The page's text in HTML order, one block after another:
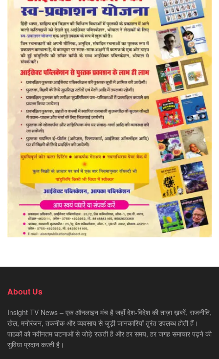
About Us
Insight TV News – एक ऑनलाइन मंच है जहाँ देश-विदेश की ताज़ा ख़बरें, राजनीति,
खेल, मनोरंजन, तकनीक और व्यवसाय से जुड़ी जानकारियाँ तुरंत उपलब्ध होती हैं।
पाठकों को नवीनतम घटनाओं से जोड़े रखती है और हर समय, हर जगह समाचार पढ़ने की
सुविधा प्रदान करती है।